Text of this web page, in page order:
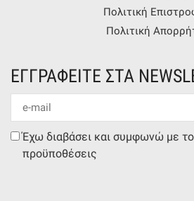
Πολιτική
Πολιτική
ΕΓΓΡΑΦΕΙΤΕ ΣΤΑ
Newsletter
Συμφωνία
όρων
Έχω διαβάσει και συμφωνώ με
προϋποθέσεις